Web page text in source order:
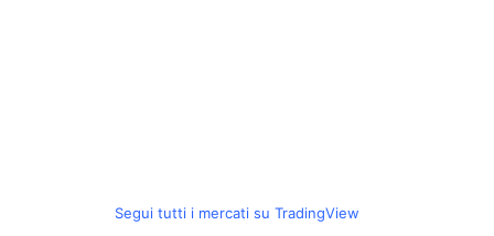
Segui tutti i mercati su TradingView